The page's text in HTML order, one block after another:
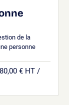
de la
personne
€ HT /